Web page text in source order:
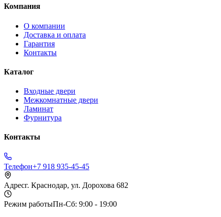
Компания
О компании
Доставка и оплата
Гарантия
Контакты
Каталог
Входные двери
Межкомнатные двери
Ламинат
Фурнитура
Контакты
Телефон+7 918 935-45-45
Адресг. Краснодар, ул. Дорохова 682
Режим работыПн-Сб: 9:00 - 19:00